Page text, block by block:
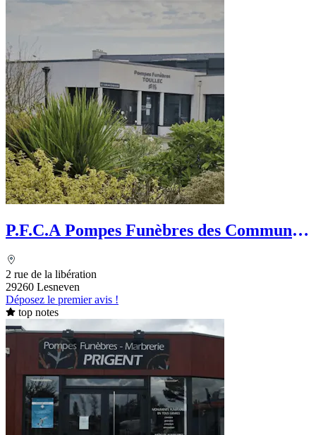
P.F.C.A Pompes Funèbres des Communes
2 rue de la libération
29260 Lesneven
Déposez le premier avis !
top notes